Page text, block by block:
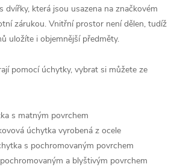
dvířky, která jsou usazena na značkovém
zárukou. Vnitřní prostor není dělen, tudíž
uložíte i objemnější předměty.
pomocí úchytky, vybrat si můžete ze
s matným povrchem
úchytka vyrobená z ocele
s pochromovaným povrchem
a blyštivým povrchem